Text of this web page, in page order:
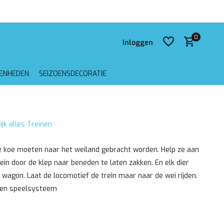
Inloggen
0
SEIZOENSDECORATIE
alles Treinen
koe moeten naar het weiland gebracht worden. Help ze aan
door de klep naar beneden te laten zakken. En elk dier
wagon. Laat de locomotief de trein maar naar de wei rijden.
speelsysteem